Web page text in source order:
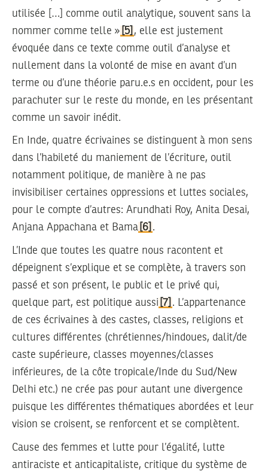
utilisée […] comme outil analytique, souvent sans la
nommer comme telle » [5] , elle est justement
évoquée dans ce texte comme outil d’analyse et
nullement dans la volonté de mise en avant d’un
terme ou d’une théorie paru.e.s en occident, pour les
parachuter sur le reste du monde, en les présentant
comme un savoir inédit.
En Inde, quatre écrivaines se distinguent à mon sens
dans l’habileté du maniement de l’écriture, outil
notamment politique, de manière à ne pas
invisibiliser certaines oppressions et luttes sociales,
pour le compte d’autres: Arundhati Roy, Anita Desai,
Anjana Appachana et Bama [6] .
L’Inde que toutes les quatre nous racontent et
dépeignent s’explique et se complète, à travers son
passé et son présent, le public et le privé qui,
quelque part, est politique aussi [7] . L’appartenance
de ces écrivaines à des castes, classes, religions et
cultures différentes (chrétiennes/hindoues, dalit/de
caste supérieure, classes moyennes/classes
inférieures, de la côte tropicale/Inde du Sud/New
Delhi etc.) ne crée pas pour autant une divergence
puisque les différentes thématiques abordées et leur
vision se croisent, se renforcent et se complètent.
Cause des femmes et lutte pour l’égalité, lutte
antiraciste et anticapitaliste, critique du système de